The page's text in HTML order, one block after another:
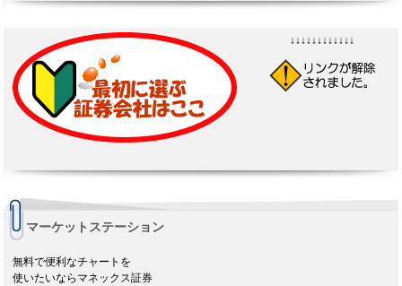
↓↓↓↓↓↓↓↓↓↓↓↓
マーケットステーション
無料で便利なチャートを
使いたいならマネックス証券